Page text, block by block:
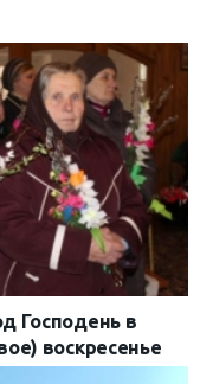
Господень в
воскресенье